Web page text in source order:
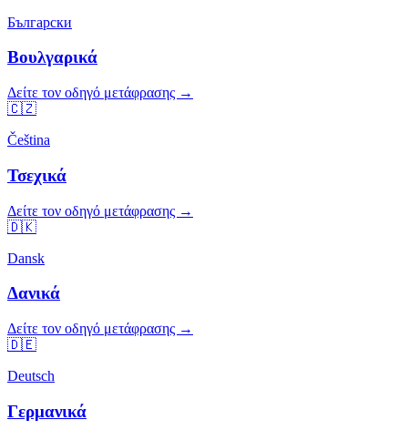
Български
Βουλγαρικά
Δείτε τον οδηγό μετάφρασης →
🇨🇿
Čeština
Τσεχικά
Δείτε τον οδηγό μετάφρασης →
🇩🇰
Dansk
Δανικά
Δείτε τον οδηγό μετάφρασης →
🇩🇪
Deutsch
Γερμανικά